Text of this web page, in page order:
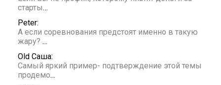
старты…
Peter:
А если соревнования предстоят именно в такую
жару? …
Old Саша:
Самый яркий пример- подтверждение этой темы
продемо…